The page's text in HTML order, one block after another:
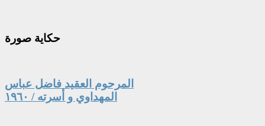
حكاية صورة
المرحوم العقيد فاضل عباس
المهداوي و أسرته / ١٩٦٠